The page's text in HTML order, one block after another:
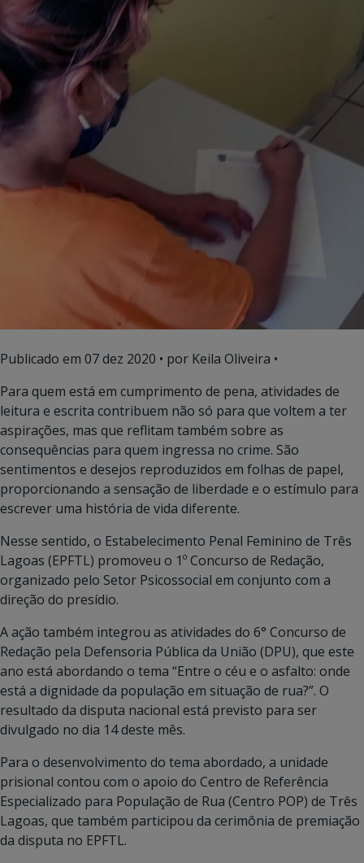
Publicado em 07 dez 2020 • por Keila Oliveira •
Para quem está em cumprimento de pena, atividades de
leitura e escrita contribuem não só para que voltem a ter
aspirações, mas que reflitam também sobre as
consequências para quem ingressa no crime. São
sentimentos e desejos reproduzidos em folhas de papel,
proporcionando a sensação de liberdade e o estímulo para
escrever uma história de vida diferente.
Nesse sentido, o Estabelecimento Penal Feminino de Três
Lagoas (EPFTL) promoveu o 1º Concurso de Redação,
organizado pelo Setor Psicossocial em conjunto com a
direção do presídio.
A ação também integrou as atividades do 6° Concurso de
Redação pela Defensoria Pública da União (DPU), que este
ano está abordando o tema “Entre o céu e o asfalto: onde
está a dignidade da população em situação de rua?”. O
resultado da disputa nacional está previsto para ser
divulgado no dia 14 deste mês.
Para o desenvolvimento do tema abordado, a unidade
prisional contou com o apoio do Centro de Referência
Especializado para População de Rua (Centro POP) de Três
Lagoas, que também participou da cerimônia de premiação
da disputa no EPFTL.